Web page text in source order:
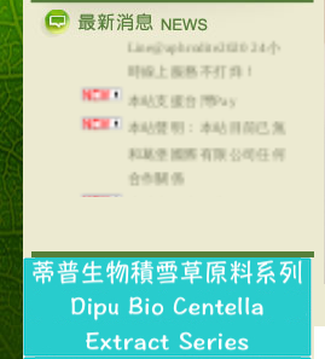
Line@aphrodite2020 24小
時線上服務不打烊！
本站支援台灣Pay
本站聲明：本站目前已無
和葛堡國際有限公司任何
合作關係
本站支援支付宝
NT$320(RMB￥71.00)